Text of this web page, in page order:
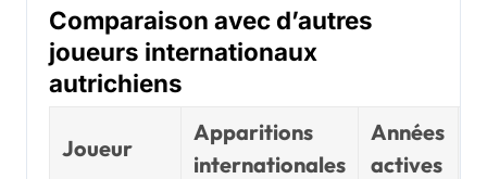
Comparaison avec d’autres
joueurs internationaux
autrichiens
Joueur
Apparitions
internationales
Années
actives